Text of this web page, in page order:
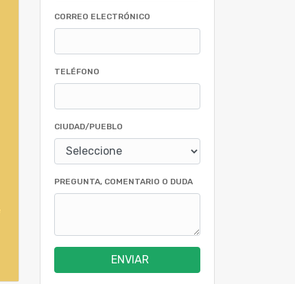
CORREO ELECTRÓNICO
TELÉFONO
CIUDAD/PUEBLO
PREGUNTA, COMENTARIO O DUDA
ENVIAR